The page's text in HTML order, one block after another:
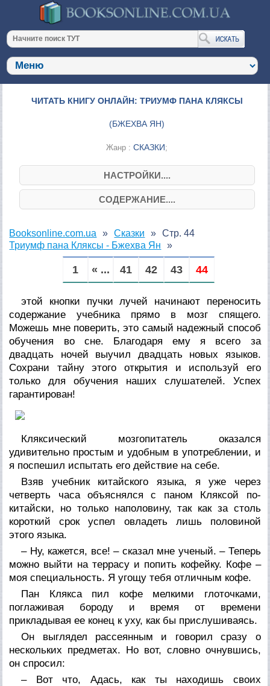
ЧИТАТЬ КНИГУ ОНЛАЙН: ТРИУМФ ПАНА КЛЯКСЫ
(БЖЕХВА ЯН)
Жанр :СКАЗКИ;
НАСТРОЙКИ....
СОДЕРЖАНИЕ....
Booksonline.com.ua
Сказки
Триумф пана Кляксы - Бжехва Ян
Стр. 44
1 « ... 41 42 43 44
этой кнопки пучки лучей начинают переносить
содержание учебника прямо в мозг спящего.
Можешь мне поверить, это самый надежный способ
обучения во сне. Благодаря ему я всего за
двадцать ночей выучил двадцать новых языков.
Сохрани тайну этого открытия и используй его
только для обучения наших слушателей. Успех
гарантирован!
Кляксический мозгопитатель оказался
удивительно простым и удобным в употреблении, и
я поспешил испытать его действие на себе.
Взяв учебник китайского языка, я уже через
четверть часа объяснялся с паном Кляксой по-
китайски, но только наполовину, так как за столь
короткий срок успел овладеть лишь половиной
этого языка.
– Ну, кажется, все! – сказал мне ученый. – Теперь
можно выйти на террасу и попить кофейку. Кофе –
моя специальность. Я угощу тебя отличным кофе.
Пан Клякса пил кофе мелкими глоточками,
поглаживая бороду и время от времени
прикладывая ее конец к уху, как бы прислушиваясь.
Он выглядел рассеянным и говорил сразу о
нескольких предметах. Но вот, словно очнувшись,
он спросил:
– Вот что, Адась, как ты находишь своих